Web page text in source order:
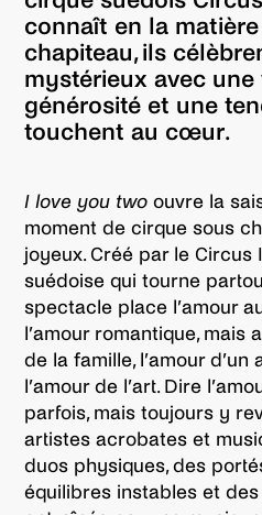
connaît en la
chapiteau, ils
mystérieux avec une
générosité et une
touchent au cœur.
I love you two ouvre la
moment de cirque sous
joyeux. Créé par le Circus
suédoise qui tourne
spectacle place l’amour
l’amour romantique, mais
de la famille, l’amour
l’amour de l’art. Dire
parfois, mais toujours y
artistes acrobates et
duos physiques, des
équilibres instables et